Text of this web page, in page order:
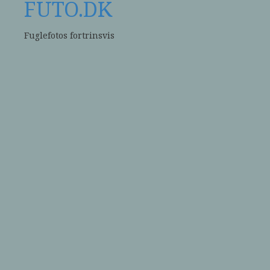
FUTO.DK
Fuglefotos fortrinsvis